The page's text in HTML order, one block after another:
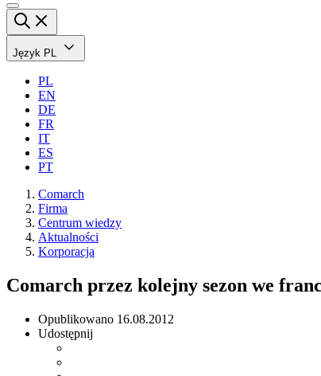
Język PL
PL
EN
DE
FR
IT
ES
PT
Comarch
Firma
Centrum wiedzy
Aktualności
Korporacja
Comarch przez kolejny sezon we
Opublikowano 16.08.2012
Udostępnij